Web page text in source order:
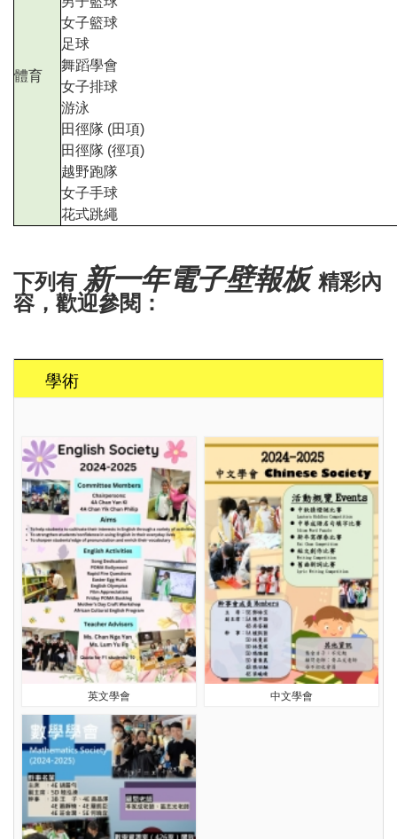
體育
女子籃球
足球
舞蹈學會
女子排球
游泳
田徑隊 (田項)
田徑隊 (徑項)
越野跑隊
女子手球
花式跳繩
下列有 新一年電子壁報板 精彩內
容，歡迎參閱：
學術
英文學會 中文學會